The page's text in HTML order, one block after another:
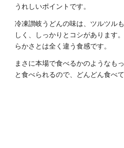
うれしいポイントです。
冷凍讃岐うどんの味は、ツルツル
しく、しっかりとコシがあります
らかさとは全く違う食感です。
まさに本場で食べるかのようなも
と食べられるので、どんどん食べ